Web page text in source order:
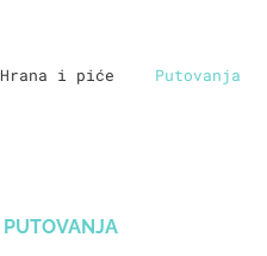
Hrana i piće Putovanja
PUTOVANJA